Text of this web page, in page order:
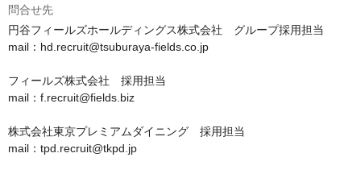
問合せ先
円谷フィールズホールディングス株式会社　グループ採用担当
mail：hd.recruit@tsuburaya-fields.co.jp
フィールズ株式会社　採用担当
mail：f.recruit@fields.biz
株式会社東京プレミアムダイニング　採用担当
mail：tpd.recruit@tkpd.jp